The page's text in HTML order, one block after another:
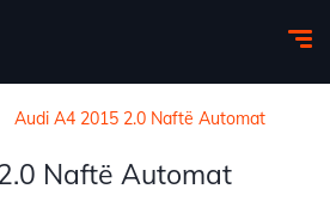
Audi A4 2015 2.0 Naftë Automat
Naftë Automat